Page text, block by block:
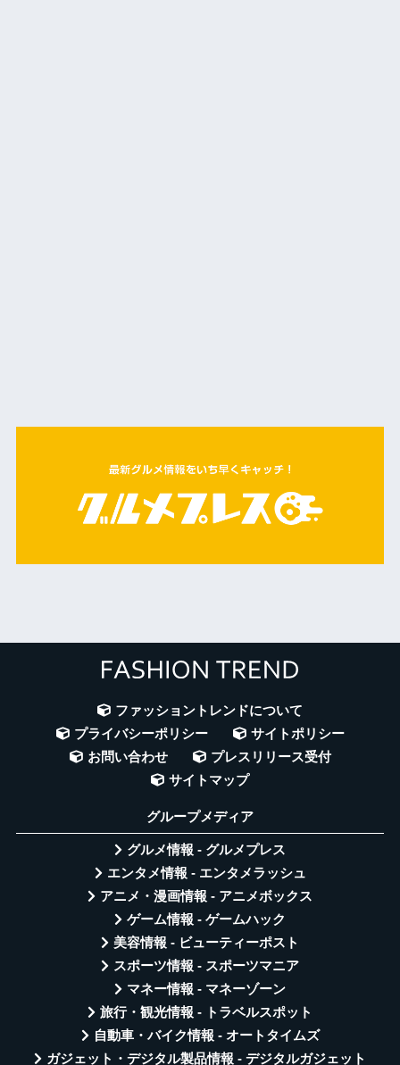
ファッショントレンドについて
プライバシーポリシー
サイトポリシー
お問い合わせ
プレスリリース受付
サイトマップ
グループメディア
グルメ情報 - グルメプレス
エンタメ情報 - エンタメラッシュ
アニメ・漫画情報 - アニメボックス
ゲーム情報 - ゲームハック
美容情報 - ビューティーポスト
スポーツ情報 - スポーツマニア
マネー情報 - マネーゾーン
旅行・観光情報 - トラベルスポット
自動車・バイク情報 - オートタイムズ
ガジェット・デジタル製品情報 - デジタルガジェット